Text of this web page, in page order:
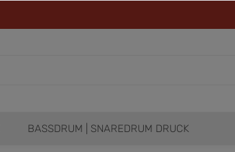
BASSDRUM | SNAREDRUM DRUCK